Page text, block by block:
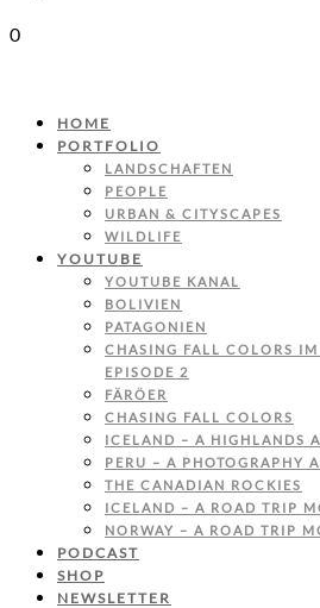
0
HOME
PORTFOLIO
LANDSCHAFTEN
PEOPLE
URBAN & CITYSCAPES
WILDLIFE
YOUTUBE
YOUTUBE KANAL
BOLIVIEN
PATAGONIEN
CHASING FALL COLORS IM
EPISODE 2
FÄRÖER
CHASING FALL COLORS
ICELAND – A HIGHLANDS
PERU – A PHOTOGRAPHY
THE CANADIAN ROCKIES
ICELAND – A ROAD TRIP
NORWAY – A ROAD TRIP
PODCAST
SHOP
NEWSLETTER